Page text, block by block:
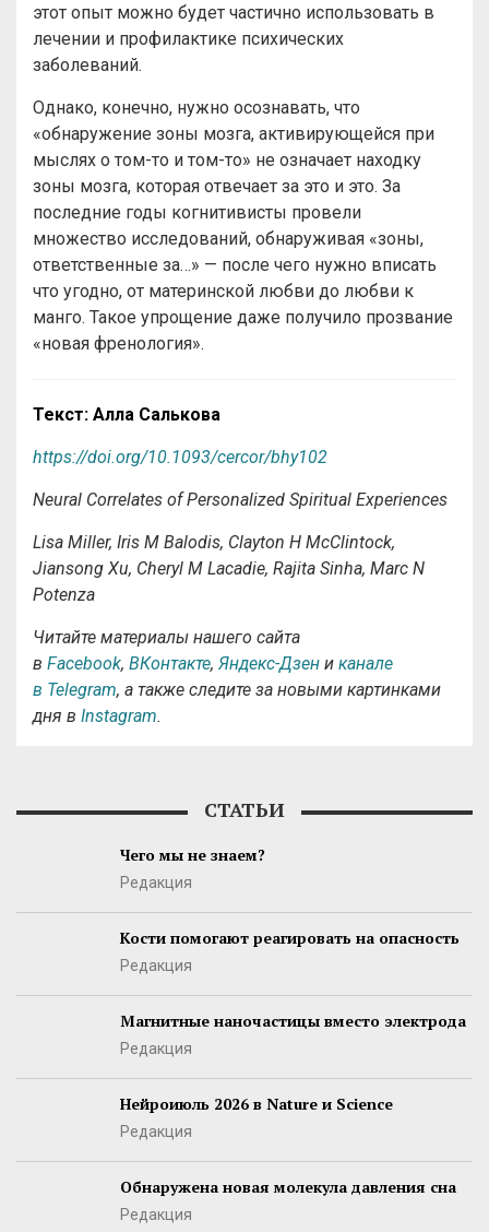
этот опыт можно будет частично использовать в
лечении и профилактике психических
заболеваний.
Однако, конечно, нужно осознавать, что
«обнаружение зоны мозга, активирующейся при
мыслях о том-то и том-то» не означает находку
зоны мозга, которая отвечает за это и это. За
последние годы когнитивисты провели
множество исследований, обнаруживая «зоны,
ответственные за…» — после чего нужно вписать
что угодно, от материнской любви до любви к
манго. Такое упрощение даже получило прозвание
«новая френология».
Текст: Алла Салькова
https://doi.org/10.1093/cercor/bhy102
Neural Correlates of Personalized Spiritual Experiences
Lisa Miller, Iris M Balodis, Clayton H McClintock,
Jiansong Xu, Cheryl M Lacadie, Rajita Sinha, Marc N
Potenza
Читайте материалы нашего сайта
в Facebook, ВКонтакте, Яндекс-Дзен и канале
в Telegram, а также следите за новыми картинками
дня в Instagram.
СТАТЬИ
Чего мы не знаем?
Редакция
Кости помогают реагировать на опасность
Редакция
Магнитные наночастицы вместо электрода
Редакция
Нейроиюль 2026 в Nature и Science
Редакция
Обнаружена новая молекула давления сна
Редакция